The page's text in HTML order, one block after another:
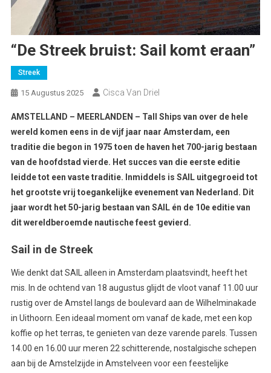
“De Streek bruist: Sail komt eraan”
Streek
15 Augustus 2025 Cisca Van Driel
AMSTELLAND – MEERLANDEN – Tall Ships van over de hele
wereld komen eens in de vijf jaar naar Amsterdam, een
traditie die begon in 1975 toen de haven het 700-jarig bestaan
van de hoofdstad vierde. Het succes van die eerste editie
leidde tot een vaste traditie. Inmiddels is SAIL uitgegroeid tot
het grootste vrij toegankelijke evenement van Nederland. Dit
jaar wordt het 50-jarig bestaan van SAIL én de 10e editie van
dit wereldberoemde nautische feest gevierd.
Sail in de Streek
Wie denkt dat SAIL alleen in Amsterdam plaatsvindt, heeft het
mis. In de ochtend van 18 augustus glijdt de vloot vanaf 11.00 uur
rustig over de Amstel langs de boulevard aan de Wilhelminakade
in Uithoorn. Een ideaal moment om vanaf de kade, met een kop
koffie op het terras, te genieten van deze varende parels. Tussen
14.00 en 16.00 uur meren 22 schitterende, nostalgische schepen
aan bij de Amstelzijde in Amstelveen voor een feestelijke